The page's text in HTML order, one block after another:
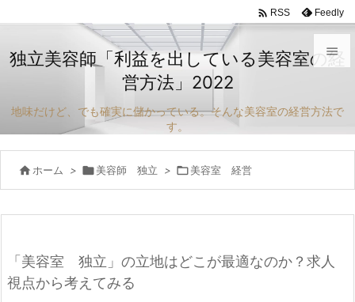

検索
 RSS Feedly
独立美容師「利益を出している美容室の経
営方法」2022
地味だけど、でも確実に儲かっている。そんな美容室の経営方法で
す。
 ホーム > 美容師 独立 > 美容室 経営
「美容室 独立」の立地はどこが最適なのか？求人
視点から考えてみる